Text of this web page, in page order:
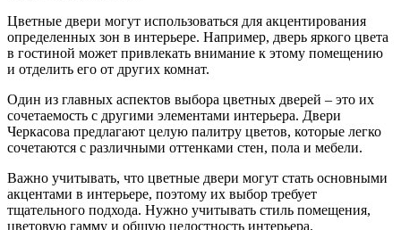
Цветные двери могут использоваться для акцентирования
определенных зон в интерьере. Например, дверь яркого цвета
в гостиной может привлекать внимание к этому помещению
и отделить его от других комнат.
Один из главных аспектов выбора цветных дверей – это их
сочетаемость с другими элементами интерьера. Двери
Черкасова предлагают целую палитру цветов, которые легко
сочетаются с различными оттенками стен, пола и мебели.
Важно учитывать, что цветные двери могут стать основными
акцентами в интерьере, поэтому их выбор требует
тщательного подхода. Нужно учитывать стиль помещения,
цветовую гамму и общую целостность интерьера.